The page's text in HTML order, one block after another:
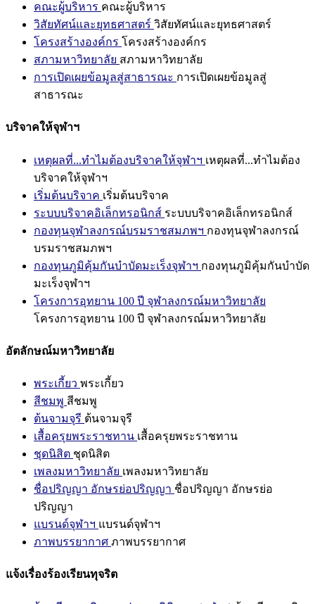
คณะผู้บริหาร คณะผู้บริหาร
วิสัยทัศน์และยุทธศาสตร์ วิสัยทัศน์และยุทธศาสตร์
โครงสร้างองค์กร โครงสร้างองค์กร
สภามหาวิทยาลัย สภามหาวิทยาลัย
การเปิดเผยข้อมูลสู่สาธารณะ การเปิดเผยข้อมูลสู่
สาธารณะ
บริจาคให้จุฬาฯ
เหตุผลที่...ทำไมต้องบริจาคให้จุฬาฯ เหตุผลที่...ทำไมต้อง
บริจาคให้จุฬาฯ
เริ่มต้นบริจาค เริ่มต้นบริจาค
ระบบบริจาคอิเล็กทรอนิกส์ ระบบบริจาคอิเล็กทรอนิกส์
กองทุนจุฬาลงกรณ์บรมราชสมภพฯ กองทุนจุฬาลงกรณ์
บรมราชสมภพฯ
กองทุนภูมิคุ้มกันบำบัดมะเร็งจุฬาฯ กองทุนภูมิคุ้มกันบำบัด
มะเร็งจุฬาฯ
โครงการอุทยาน 100 ปี จุฬาลงกรณ์มหาวิทยาลัย
โครงการอุทยาน 100 ปี จุฬาลงกรณ์มหาวิทยาลัย
อัตลักษณ์มหาวิทยาลัย
พระเกี้ยว พระเกี้ยว
สีชมพู สีชมพู
ต้นจามจุรี ต้นจามจุรี
เสื้อครุยพระราชทาน เสื้อครุยพระราชทาน
ชุดนิสิต ชุดนิสิต
เพลงมหาวิทยาลัย เพลงมหาวิทยาลัย
ชื่อปริญญา อักษรย่อปริญญา ชื่อปริญญา อักษรย่อ
ปริญญา
แบรนด์จุฬาฯ แบรนด์จุฬาฯ
ภาพบรรยากาศ ภาพบรรยากาศ
แจ้งเรื่องร้องเรียนทุจริต